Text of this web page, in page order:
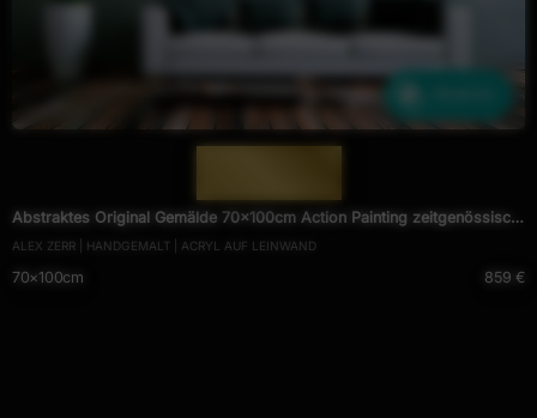
Abstraktes Original Gemälde 70x100cm Action Painting zeitgenössisch
handgemalt Fluid Painting bunt weiß blau einzigartig
ALEX ZERR | HANDGEMALT | ACRYL AUF LEINWAND
70×100cm 859 €